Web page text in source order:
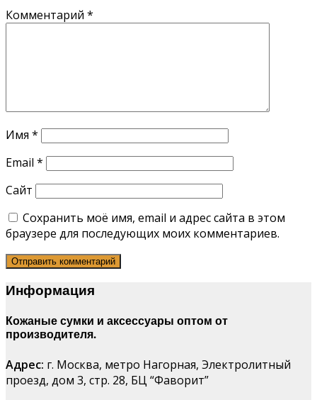
Комментарий *
Имя *
Email *
Сайт
Сохранить моё имя, email и адрес сайта в этом
браузере для последующих моих комментариев.
Информация
Кожаные сумки и аксессуары оптом от
производителя.
Адрес: г. Москва, метро Нагорная, Электролитный
проезд, дом 3, стр. 28, БЦ “Фаворит”